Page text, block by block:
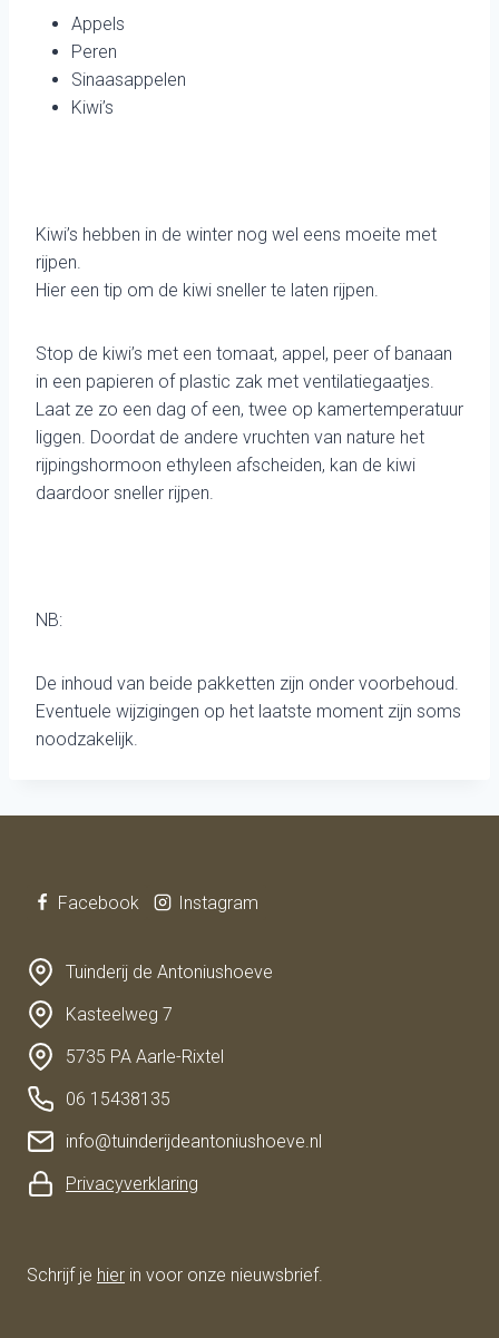
Appels
Peren
Sinaasappelen
Kiwi’s
Kiwi’s hebben in de winter nog wel eens moeite met
rijpen.
Hier een tip om de kiwi sneller te laten rijpen.
Stop de kiwi’s met een tomaat, appel, peer of banaan
in een papieren of plastic zak met ventilatiegaatjes.
Laat ze zo een dag of een, twee op kamertemperatuur
liggen. Doordat de andere vruchten van nature het
rijpingshormoon ethyleen afscheiden, kan de kiwi
daardoor sneller rijpen.
NB:
De inhoud van beide pakketten zijn onder voorbehoud.
Eventuele wijzigingen op het laatste moment zijn soms
noodzakelijk.
Facebook Instagram
Tuinderij de Antoniushoeve
Kasteelweg 7
5735 PA Aarle-Rixtel
06 15438135
info@tuinderijdeantoniushoeve.nl
Privacyverklaring
Schrijf je hier in voor onze nieuwsbrief.